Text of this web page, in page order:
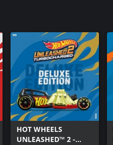
HOT WHEELS
UNLEASHED™ 2 -